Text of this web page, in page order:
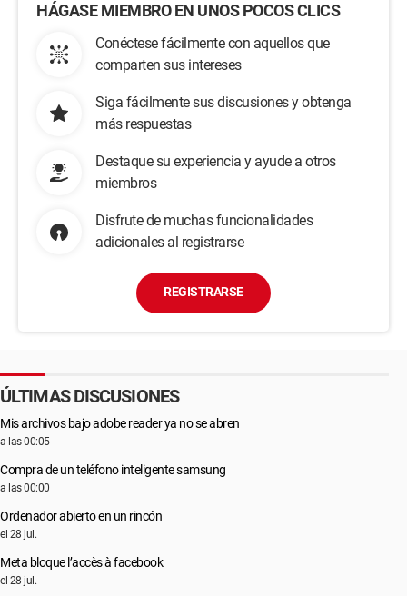
HÁGASE MIEMBRO EN UNOS POCOS CLICS
Conéctese fácilmente con aquellos que
comparten sus intereses
Siga fácilmente sus discusiones y obtenga
más respuestas
Destaque su experiencia y ayude a otros
miembros
Disfrute de muchas funcionalidades
adicionales al registrarse
REGISTRARSE
ÚLTIMAS DISCUSIONES
Mis archivos bajo adobe reader ya no se abren
a las 00:05
Compra de un teléfono inteligente samsung
a las 00:00
Ordenador abierto en un rincón
el 28 jul.
Meta bloque l’accès à facebook
el 28 jul.